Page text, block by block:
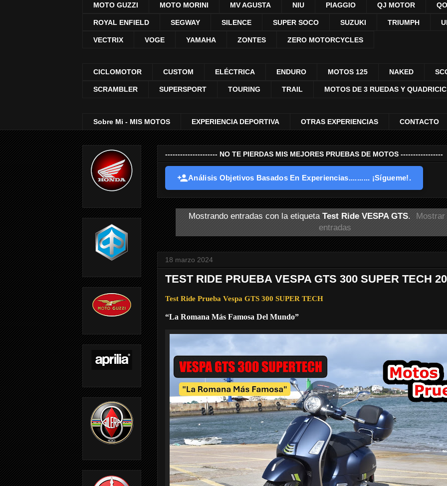
MOTO GUZZI MOTO MORINI MV AGUSTA NIU PIAGGIO QJ MOTOR
ROYAL ENFIELD SEGWAY SILENCE SUPER SOCO SUZUKI TRIUMPH
VECTRIX VOGE YAMAHA ZONTES ZERO MOTORCYCLES
CICLOMOTOR CUSTOM ELÉCTRICA ENDURO MOTOS 125 NAKED
SCRAMBLER SUPERSPORT TOURING TRAIL MOTOS DE 3 RUEDAS Y
Sobre Mi - MIS MOTOS EXPERIENCIA DEPORTIVA OTRAS EXPERIENCIAS CONTACTO
--------------------- NO TE PIERDAS MIS MEJORES PRUEBAS DE MOTOS -----------------
Análisis Objetivos Basados En Experiencias.......... ¡Sígueme!.
Mostrando entradas con la etiqueta Test Ride VESPA GTS.
entradas
18 marzo 2024
TEST RIDE PRUEBA VESPA GTS 300 SUPER TECH
Test Ride Prueba Vespa GTS 300 SUPER TECH
“La Romana Más Famosa Del Mundo”